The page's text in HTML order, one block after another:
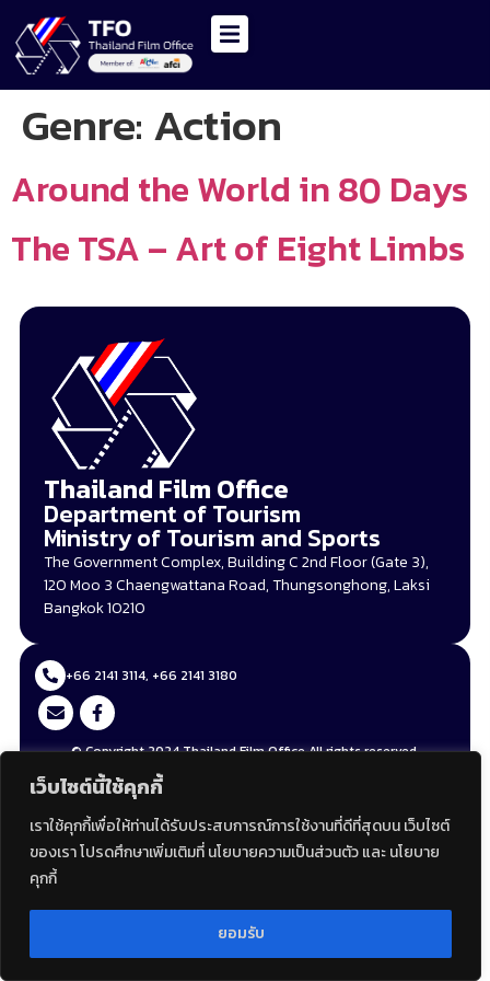
เว็บไซต์นี้ใช้คุกกี้
เราใช้คุกกี้เพื่อให้ท่านได้รับประสบการณ์การใช้งานที่ดีที่สุดบน เว็บไซต์
ของเรา โปรดศึกษาเพิ่มเติมที่ นโยบายความเป็นส่วนตัว และ นโยบาย
คุกกี้
ยอมรับ
Genre: Action
Around the World in 80 Days
The TSA – Art of Eight Limbs
Thailand Film Office
Department of Tourism
Ministry of Tourism and Sports
The Government Complex, Building C 2nd Floor (Gate 3),
120 Moo 3 Chaengwattana Road, Thungsonghong, Laksi
Bangkok 10210
+66 2141 3114, +66 2141 3180
© Copyright 2024 Thailand Film Office All rights reserved.